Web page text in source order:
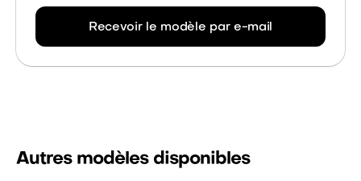
Autres modèles disponibles